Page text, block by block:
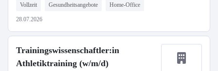
Vollzeit Gesundheitsangebote Home-Office
28.07.2026
Trainingswissenschaftler:in
Athletiktraining (w/m/d)